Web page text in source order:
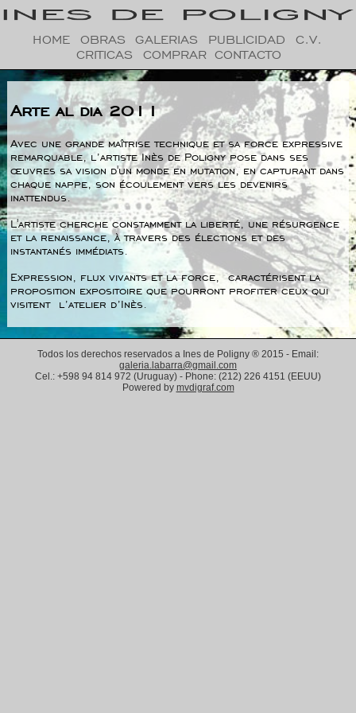
HOME OBRAS GALERIAS PUBLICIDAD
C.V.
CRITICAS
COMPRAR CONTACTO
Arte al dia 2011
Avec une grande maîtrise technique et sa force expressive
remarquable, l’artiste Inès de Poligny pose dans ses
œuvres sa vision d'un monde en mutation, en capturant dans
chaque nappe, son écoulement vers les devenirs
inattendus.
L'artiste cherche constamment la liberté, une résurgence
et la renaissance, à travers des élections et des
instantanés immédiats.
Expression, flux vivants et la force, caractérisent la
proposition expositoire que pourront profiter ceux qui
visitent l’atelier d’Inès.
Todos los derechos reservados a Ines de Poligny ® 2015 - Email:
galeria.labarra@gmail.com
Cel.: +598 94 814 972 (Uruguay) - Phone: (212) 226 4151 (EEUU)
Powered by mvdigraf.com